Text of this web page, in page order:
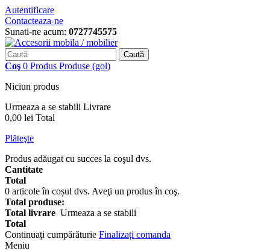
Autentificare
Contacteaza-ne
Sunati-ne acum: 0727745575
Caută
Coş 0 Produs Produse (gol)
Niciun produs
Urmeaza a se stabili Livrare
0,00 lei Total
Plăteşte
Produs adăugat cu succes la coşul dvs.
Cantitate
Total
0 articole în coșul dvs. Aveţi un produs în coş.
Total produse:
Total livrare Urmeaza a se stabili
Total
Continuaţi cumpărăturie Finalizați comanda
Meniu